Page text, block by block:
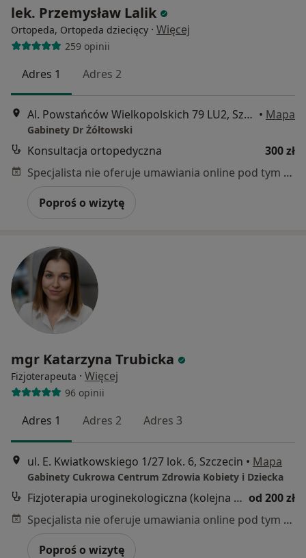
lek. Przemysław Lalik
Ortopeda, Ortopeda dziecięcy · Więcej
259 opinii
Adres 1 Adres 2
Al. Powstańców Wielkopolskich 79 LU2, Szczecin • Mapa
Gabinety Dr Żółtowski
Konsultacja ortopedyczna
300 zł
Specjalista nie oferuje umawiania online pod tym adresem.
Poproś o wizytę
mgr Katarzyna Trubicka
Fizjoterapeuta · Więcej
96 opinii
Adres 1 Adres 2 Adres 3
ul. E. Kwiatkowskiego 1/27 lok. 6, Szczecin • Mapa
Gabinety Cukrowa Centrum Zdrowia Kobiety i Dziecka
Fizjoterapia uroginekologiczna (kolejna wizyta) od 200 zł
Specjalista nie oferuje umawiania online pod tym adresem.
Poproś o wizytę